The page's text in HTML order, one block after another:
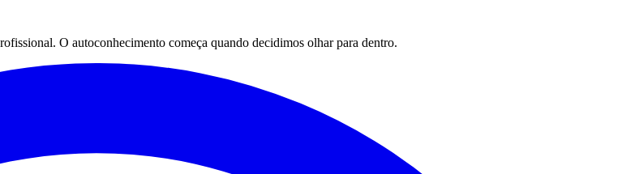
O autoconhecimento começa quando decidimos olhar para dentro.